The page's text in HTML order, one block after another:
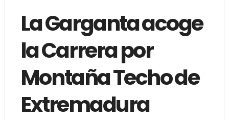
La Garganta acoge
la Carrera por
Montaña Techo de
Extremadura